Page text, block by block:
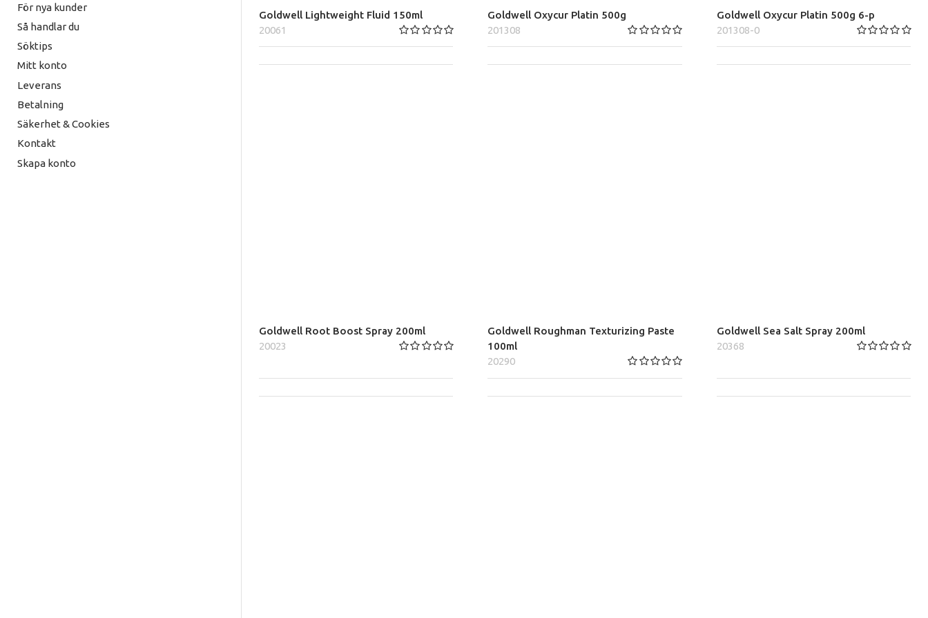
För nya kunder
Så handlar du
Söktips
Mitt konto
Leverans
Betalning
Säkerhet & Cookies
Kontakt
Skapa konto
Goldwell Lightweight Fluid 150ml
20061
Goldwell Oxycur Platin 500g
201308
Goldwell Oxycur Platin 500g 6-p
201308-0
Goldwell Root Boost Spray 200ml
20023
Goldwell Roughman Texturizing Paste
100ml
20290
Goldwell Sea Salt Spray 200ml
20368